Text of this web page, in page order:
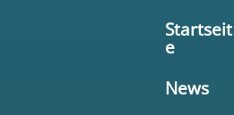
Startseit
e
News